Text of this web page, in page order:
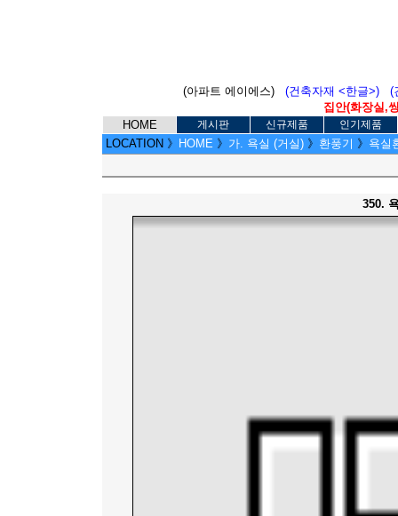
(아파트 에이에스) (건축자재 <한글>)
(
집안(화장실,
HOME
게시판 신규제품 인기제품
LOCATION 》 HOME 》 가. 욕실 (거실) 》 환풍기 》 욕실
350.